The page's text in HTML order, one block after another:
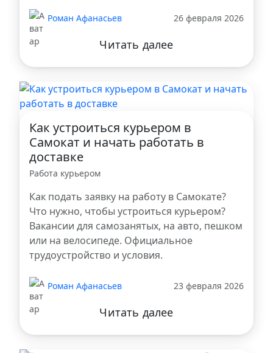
Роман Афанасьев 26 февраля 2026
Читать далее
Как устроиться курьером в
Самокат и начать работать в
доставке
Работа курьером
Как подать заявку на работу в Самокате?
Что нужно, чтобы устроиться курьером?
Вакансии для самозанятых, на авто, пешком
или на велосипеде. Официальное
трудоустройство и условия.
Роман Афанасьев 23 февраля 2026
Читать далее